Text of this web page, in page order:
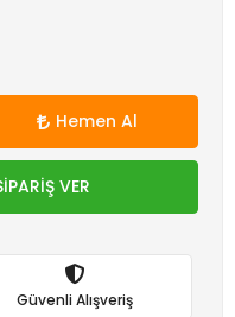
Hemen Al
VER
Güvenli Alışveriş